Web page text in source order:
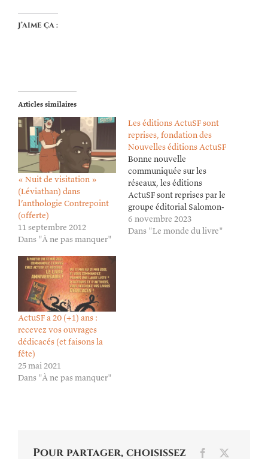
J’aime ça :
Articles similaires
« Nuit de visitation »
(Léviathan) dans
l’anthologie Contrepoint
(offerte)
11 septembre 2012
Dans "À ne pas manquer"
Les éditions ActuSF sont
reprises, fondation des
Nouvelles éditions ActuSF
Bonne nouvelle
communiquée sur les
réseaux, les éditions
ActuSF sont reprises par le
groupe éditorial Salomon-
Sansonnet et Pollen
Diffusion – meilleurs
6 novembre 2023
Dans "Le monde du livre"
ActuSF a 20 (+1) ans :
recevez vos ouvrages
dédicacés (et faisons la
fête)
25 mai 2021
Dans "À ne pas manquer"
Pour partager, choisissez
Facebook